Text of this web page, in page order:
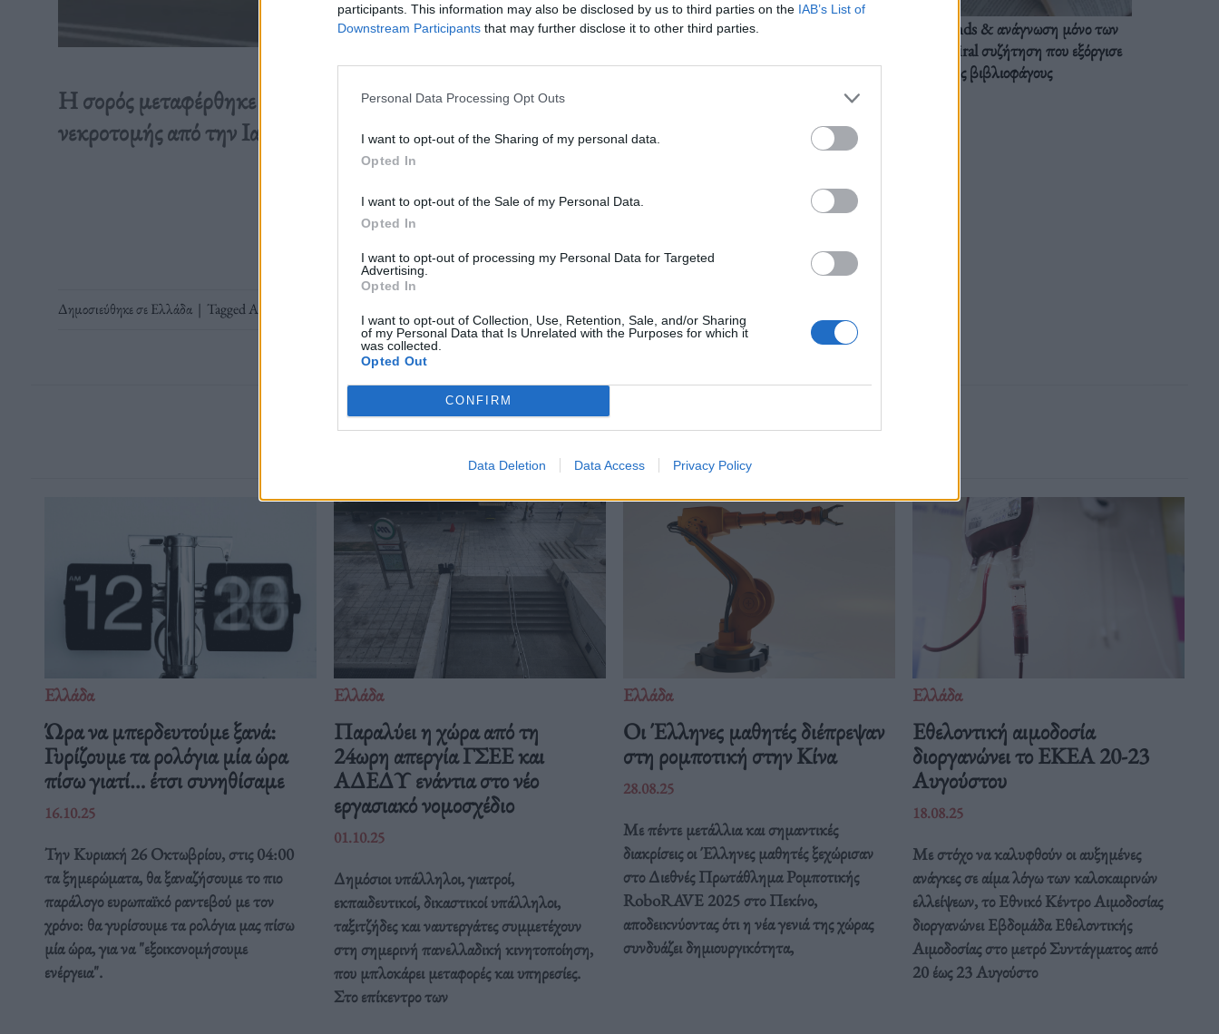
participants. This information may also be disclosed by us to third parties on the IAB’s List of
Downstream Participants that may further disclose it to other third parties.
Personal Data Processing Opt Outs
I want to opt-out of the Sharing of my personal data.
Opted In
I want to opt-out of the Sale of my Personal Data.
Opted In
I want to opt-out of processing my Personal Data for Targeted
Advertising.
Opted In
I want to opt-out of Collection, Use, Retention, Sale, and/or Sharing
of my Personal Data that Is Unrelated with the Purposes for which it
was collected.
Opted Out
CONFIRM
Data Deletion Data Access Privacy Policy
Η σορός μεταφέρθηκε στο Νεκροτομείο Πειραιά, για τη διενέργεια νεκροψίας-
νεκροτομής από την Ιατροδικαστική Υπηρεσία Πειραιά.
Διαβάστε περισσότερα→
Δημοσιεύθηκε σεΕλλάδα | TaggedAπαγχονισμένος
BookTok trends & ανάγνωση μόνο των
διαλόγων: Η viral συζήτηση που εξόργισε
τους βιβλιοφάγους
Δείτε επίσης
Ελλάδα
Ώρα να μπερδευτούμε ξανά:
Γυρίζουμε τα ρολόγια μία ώρα
πίσω γιατί… έτσι συνηθίσαμε
16.10.25
Την Κυριακή 26 Οκτωβρίου, στις 04:00
τα ξημερώματα, θα ξαναζήσουμε το πιο
παράλογο ευρωπαϊκό ραντεβού με τον
χρόνο: θα γυρίσουμε τα ρολόγια μας πίσω
μία ώρα, για να "εξοικονομήσουμε
ενέργεια".
Ελλάδα
Παραλύει η χώρα από τη
24ωρη απεργία ΓΣΕΕ και
ΑΔΕΔΥ ενάντια στο νέο
εργασιακό νομοσχέδιο
01.10.25
Δημόσιοι υπάλληλοι, γιατροί,
εκπαιδευτικοί, δικαστικοί υπάλληλοι,
ταξιτζήδες και ναυτεργάτες συμμετέχουν
στη σημερινή πανελλαδική κινητοποίηση,
που μπλοκάρει μεταφορές και υπηρεσίες.
Στο επίκεντρο των
Ελλάδα
Οι Έλληνες μαθητές διέπρεψαν
στη ρομποτική στην Κίνα
28.08.25
Με πέντε μετάλλια και σημαντικές
διακρίσεις οι Έλληνες μαθητές ξεχώρισαν
στο Διεθνές Πρωτάθλημα Ρομποτικής
RoboRAVE 2025 στο Πεκίνο,
αποδεικνύοντας ότι η νέα γενιά της χώρας
συνδυάζει δημιουργικότητα,
Ελλάδα
Eθελοντική αιμοδοσία
διοργανώνει το ΕΚΕΑ 20-23
Αυγούστου
18.08.25
Με στόχο να καλυφθούν οι αυξημένες
ανάγκες σε αίμα λόγω των καλοκαιρινών
ελλείψεων, το Εθνικό Κέντρο Αιμοδοσίας
διοργανώνει Εβδομάδα Εθελοντικής
Αιμοδοσίας στο μετρό Συντάγματος από
20 έως 23 Αυγούστο